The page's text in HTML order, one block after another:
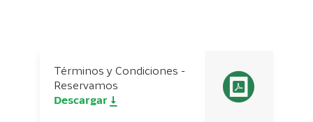
Términos y Condiciones -
Reservamos
Descargar